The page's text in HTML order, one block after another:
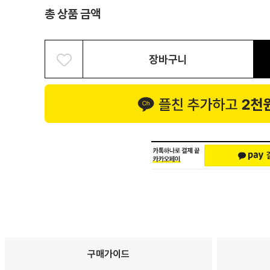
총 상품 금액
장바구니
구매가이드